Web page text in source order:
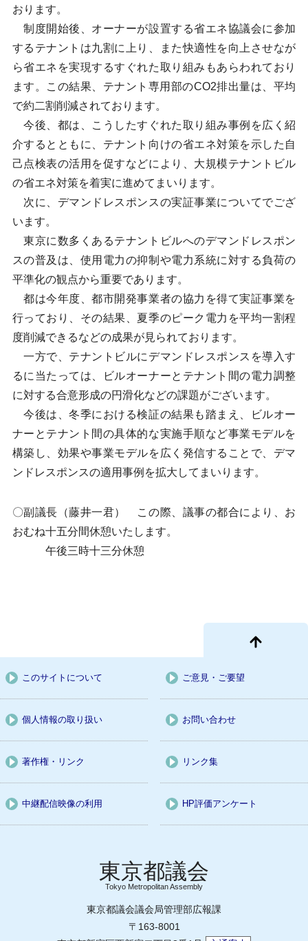
おります。
制度開始後、オーナーが設置する省エネ協議会に参加
するテナントは九割に上り、また快適性を向上させなが
ら省エネを実現するすぐれた取り組みもあらわれており
ます。この結果、テナント専用部のCO2排出量は、平均
で約二割削減されております。
今後、都は、こうしたすぐれた取り組み事例を広く紹
介するとともに、テナント向けの省エネ対策を示した自
己点検表の活用を促すなどにより、大規模テナントビル
の省エネ対策を着実に進めてまいります。
次に、デマンドレスポンスの実証事業についてでござ
います。
東京に数多くあるテナントビルへのデマンドレスポン
スの普及は、使用電力の抑制や電力系統に対する負荷の
平準化の観点から重要であります。
都は今年度、都市開発事業者の協力を得て実証事業を
行っており、その結果、夏季のピーク電力を平均一割程
度削減できるなどの成果が見られております。
一方で、テナントビルにデマンドレスポンスを導入す
るに当たっては、ビルオーナーとテナント間の電力調整
に対する合意形成の円滑化などの課題がございます。
今後は、冬季における検証の結果も踏まえ、ビルオー
ナーとテナント間の具体的な実施手順など事業モデルを
構築し、効果や事業モデルを広く発信することで、デマ
ンドレスポンスの適用事例を拡大してまいります。
〇副議長（藤井一君） この際、議事の都合により、お
おむね十五分間休憩いたします。
午後三時十三分休憩
このサイトについて ご意見・ご要望
個人情報の取り扱い お問い合わせ
著作権・リンク リンク集
中継配信映像の利用 HP評価アンケート
Tokyo Metropolitan Assembly
東京都議会議会局管理部広報課
〒163-8001